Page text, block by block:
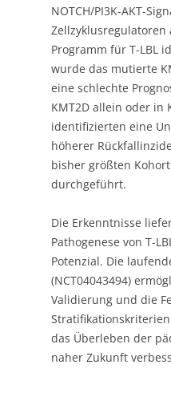
Die Erkenntnisse
Pathogenese von T-
Potenzial. Die
(NCT04043494)
Validierung und die
Stratifikationskriterien
das Überleben der
naher Zukunft
Eine Liste aller bisherigen
– Auszeichnung finden Sie
Der Paper of the Month –
Medizinbietet den
Ort an.